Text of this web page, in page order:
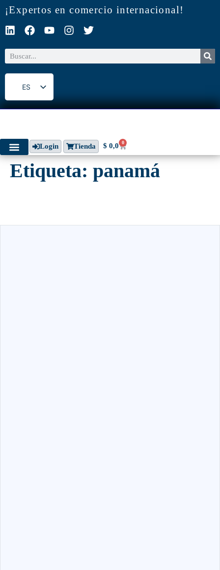
¡Expertos en comercio internacional!
ES
EN
Login Tienda $ 0,0 0
Etiqueta: panamá